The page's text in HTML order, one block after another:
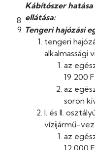
Kábítószer
ellátása:
Tengeri hajózási
tengeri
alkalmassági
az
19 200
az
soron
I. és II.
vízijármű-
az
12 000